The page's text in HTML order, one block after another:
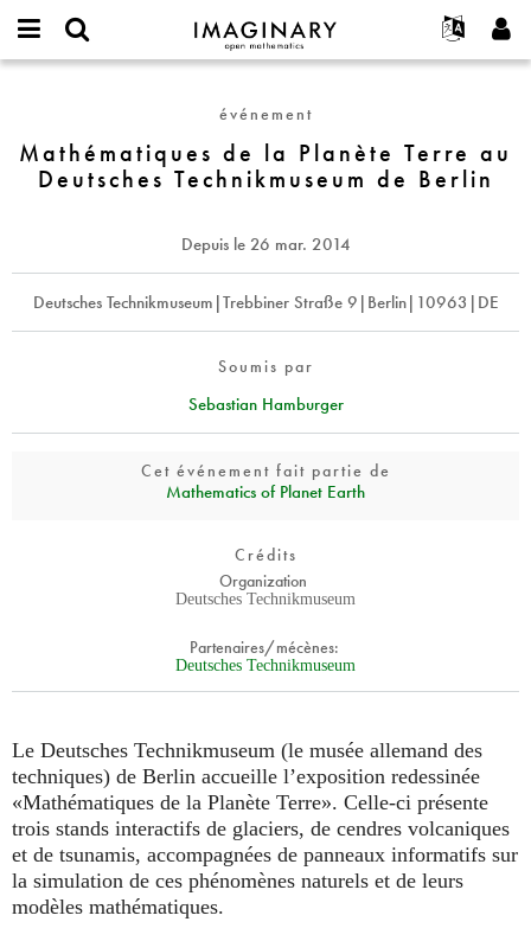
IMAGINARY
open
Français
Deutsch
한국어
Türkçe
Programmes
Galeries
Interactif
Textes
Expositions
Projets
Participer
Contact
username
*de
passe
Demander un nouveau mot de passe
la
Planète
Technikmuseum
de
Berlin
événement
Mathématiques de la Planète Terre au
Deutsches Technikmuseum de Berlin
Depuis le 26 mar. 2014
Deutsches Technikmuseum|Trebbiner Straße 9|Berlin|10963|DE
Soumis par
Sebastian Hamburger
Cet événement fait partie de
Mathematics of Planet Earth
Crédits
Organization
Deutsches Technikmuseum
Partenaires/mécènes:
Deutsches Technikmuseum
Le Deutsches Technikmuseum (le musée allemand des
techniques) de Berlin accueille l’exposition redessinée
«Mathématiques de la Planète Terre». Celle-ci présente
trois stands interactifs de glaciers, de cendres volcaniques
et de tsunamis, accompagnées de panneaux informatifs sur
la simulation de ces phénomènes naturels et de leurs
modèles mathématiques.